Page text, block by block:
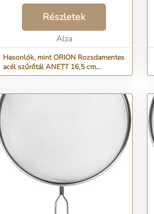
Részletek
Alza
Hasonlók, mint ORION Rozsdamentes
acél szűrőtál ANETT 16,5 cm
átmérőjű